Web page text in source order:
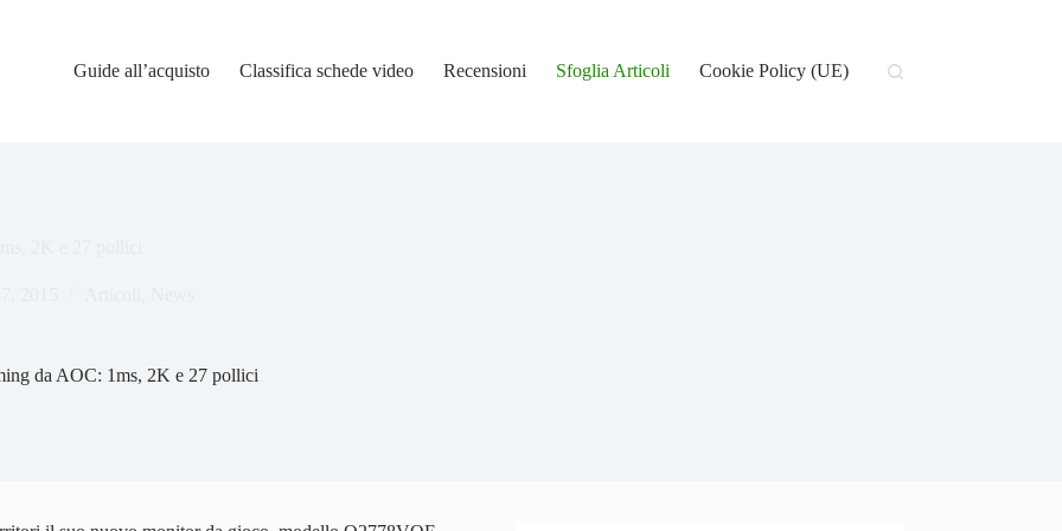
Guide all’acquisto
Classifica schede video Recensioni Sfoglia Articoli Cookie Policy (UE)
da AOC: 1ms, 2K e 27 pollici